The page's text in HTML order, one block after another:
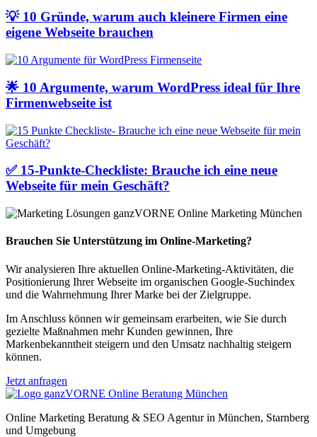
💡 10 Gründe, warum auch kleinere Firmen eine
eigene Webseite brauchen
🌟 10 Argumente, warum WordPress ideal für Ihre
Firmenwebseite ist
✅ 15-Punkte-Checkliste: Brauche ich eine neue
Webseite für mein Geschäft?
Brauchen Sie Unterstützung im Online-Marketing?
Wir analysieren Ihre aktuellen Online-Marketing-Aktivitäten, die
Positionierung Ihrer Webseite im organischen Google-Suchindex
und die Wahrnehmung Ihrer Marke bei der Zielgruppe.
Im Anschluss können wir gemeinsam erarbeiten, wie Sie durch
gezielte Maßnahmen mehr Kunden gewinnen, Ihre
Markenbekanntheit steigern und den Umsatz nachhaltig steigern
können.
Jetzt anfragen
Online Marketing Beratung & SEO Agentur in München, Starnberg
und Umgebung